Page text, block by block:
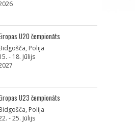
U20 čempionāts
Polija
- 18. Jūlijs
U23 čempionāts
Polija
- 25. Jūlijs